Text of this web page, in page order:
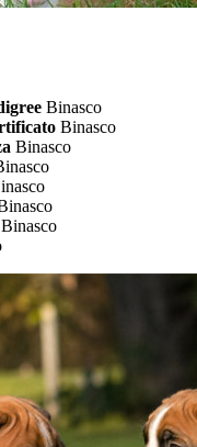
Binasco
Binasco
Binasco
Binasco